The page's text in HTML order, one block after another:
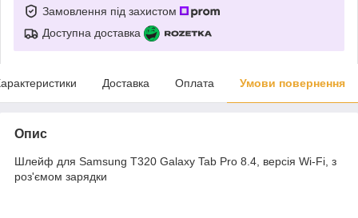
Замовлення під захистом
Доступна доставка
Доставка Оплата Умови повернення
Опис
Шлейф для Samsung T320 Galaxy Tab Pro 8.4, версія Wi-Fi, з
роз'ємом зарядки